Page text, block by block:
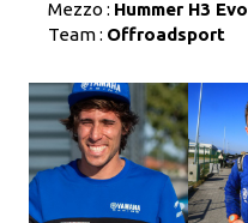
Mezzo : Hummer H3 Evo
Team : Offroadsport